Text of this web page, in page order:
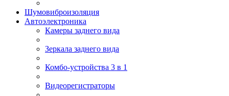
Шумовиброизоляция
Автоэлектроника
Камеры заднего вида
Зеркала заднего вида
Комбо-устройства 3 в 1
Видеорегистраторы